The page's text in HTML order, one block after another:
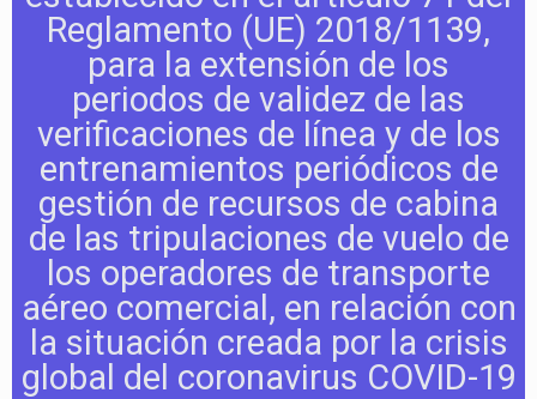
Reglamento (UE) 2018/1139,
para la extensión de los
periodos de validez de las
verificaciones de línea y de los
entrenamientos periódicos de
gestión de recursos de cabina
de las tripulaciones de vuelo de
los operadores de transporte
aéreo comercial, en relación con
la situación creada por la crisis
global del coronavirus COVID-19